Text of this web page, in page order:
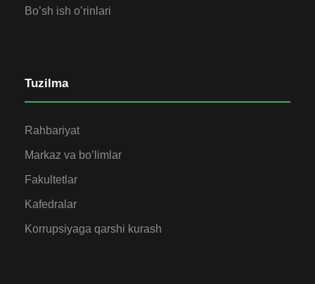
Bo’sh ish o’rinlari
Tuzilma
Rahbariyat
Markaz va bo’limlar
Fakultetlar
Kafedralar
Korrupsiyaga qarshi kurash